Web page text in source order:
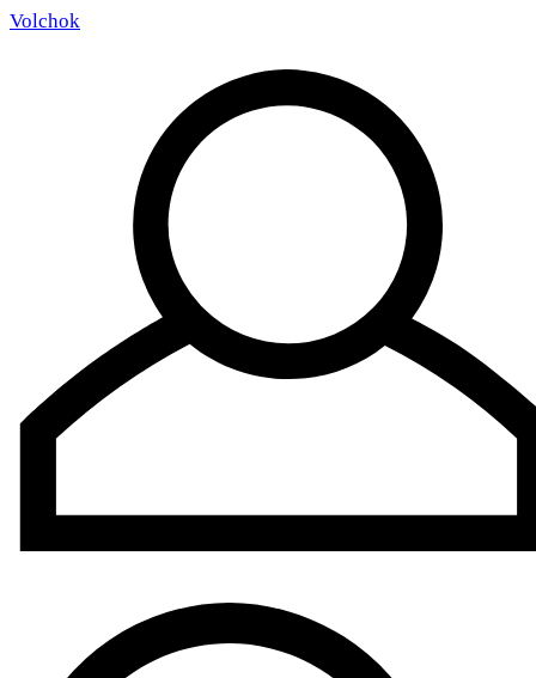
Volchok